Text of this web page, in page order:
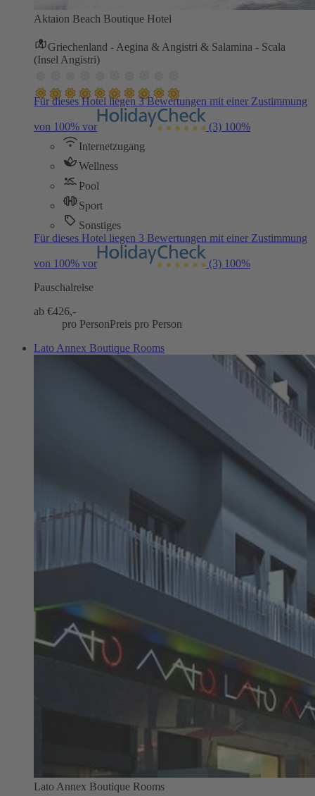
Aktaion Beach Boutique Hotel
Griechenland - Aegina & Angistri & Salamina - Scala
(Insel Angistri)
Für dieses Hotel liegen 3 Bewertungen mit einer Zustimmung
von 100% vor (3) 100%
Internetzugang
Wellness
Pool
Sport
Sonstiges
Für dieses Hotel liegen 3 Bewertungen mit einer Zustimmung
von 100% vor (3) 100%
Pauschalreise
ab €426,-
pro PersonPreis pro Person
Lato Annex Boutique Rooms
Lato Annex Boutique Rooms